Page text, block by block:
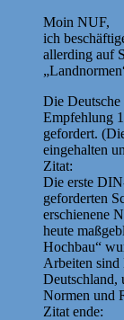
Moin NUF,
ich
allerding auf
Die
Empfehlung
gefordert.
eingehalten
Zitat:
Die erste
geforderten
erschienene
heute
Hochbau“
Arbeiten sind
Deutschland,
Normen und
Zitat ende: